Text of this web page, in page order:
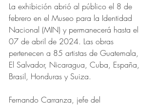
La exhibición abrió al público el 8 de
febrero en el Museo para la Identidad
Nacional (MIN) y permanecerá hasta el
07 de abril de 2024. Las obras
pertenecen a 85 artistas de Guatemala,
El Salvador, Nicaragua, Cuba, España,
Brasil, Honduras y Suiza.
Fernando Carranza, jefe del